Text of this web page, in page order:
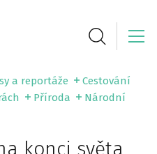
a reportáže
Cestování
Příroda
Národní
konci světa